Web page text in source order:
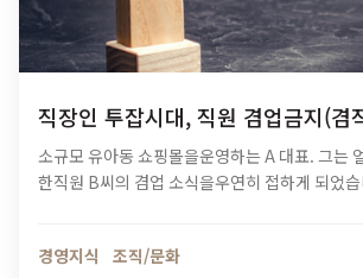
직장인 투잡시대, 직원 겸업금지(겸
소규모 유아동 쇼핑몰을운영하는 A 대표. 그는
한직원 B씨의 겸업 소식을우연히 접하게 되었
를 수행했습니다.…
경영지식 조직/문화